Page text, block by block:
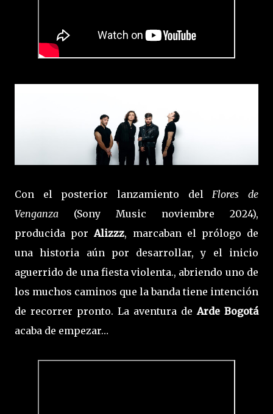
Con el posterior lanzamiento del Flores de
Venganza (Sony Music noviembre 2024),
producida porAlizzz, marcaban el prólogo de
una historia aún por desarrollar, y el inicio
aguerrido de una fiesta violenta., abriendo uno de
los muchos caminos que la banda tiene intención
de recorrer pronto. La aventura de Arde Bogotá
acaba de empezar…